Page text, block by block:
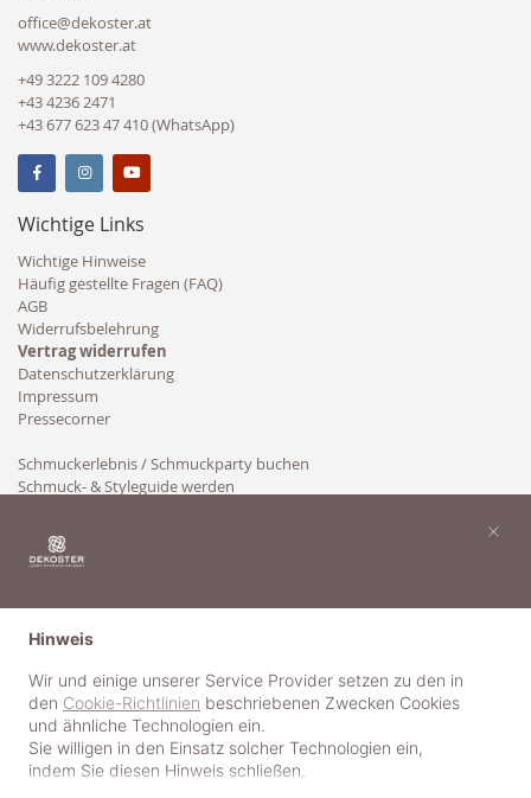
office@dekoster.at
www.dekoster.at
+49 3222 109 4280
+43 4236 2471
+43 677 623 47 410 (WhatsApp)
Wichtige Links
Wichtige Hinweise
Häufig gestellte Fragen (FAQ)
AGB
Widerrufsbelehrung
Vertrag widerrufen
Datenschutzerklärung
Impressum
Pressecorner
Schmuckerlebnis / Schmuckparty buchen
Schmuck- & Styleguide werden
Hinweis
Wir und einige unserer Service Provider setzen zu den in
den Cookie-Richtlinien beschriebenen Zwecken Cookies
und ähnliche Technologien ein.
Sie willigen in den Einsatz solcher Technologien ein,
indem Sie diesen Hinweis schließen.
×